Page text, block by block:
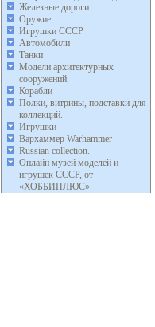
Железные дороги
Оружие
Игрушки СССР
Автомобили
Танки
Модели архитектурных
сооружений.
Корабли
Полки, витрины, подставки для
коллекций.
Игрушки
Вархаммер Warhammer
Russian collection.
Онлайн музей моделей и
игрушек СССР, от
«ХОББИПЛЮС»